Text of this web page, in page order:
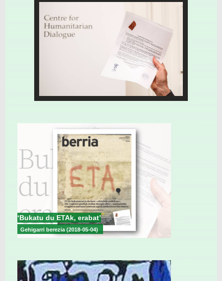
‘Bukatu du ETAk, erabat’
Gehigarri berezia (2018-05-04)